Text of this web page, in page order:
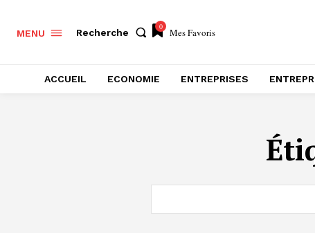
MENU Recherche
0 Mes Favoris
ACCUEIL ECONOMIE ENTREPRISES